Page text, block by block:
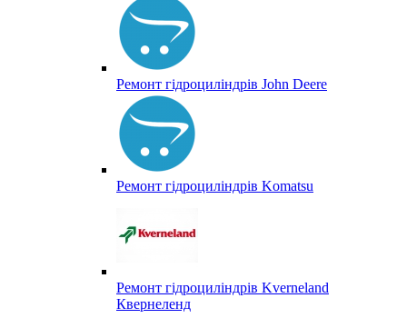
Ремонт гідроциліндрів John Deere
Ремонт гідроциліндрів Komatsu
Ремонт гідроциліндрів Kverneland
Квернеленд